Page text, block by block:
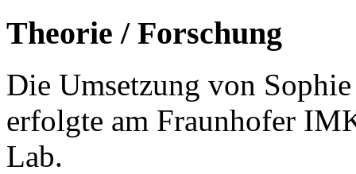
Theorie / Forschung
Die Umsetzung von
erfolgte am Fraunhofer
Lab.